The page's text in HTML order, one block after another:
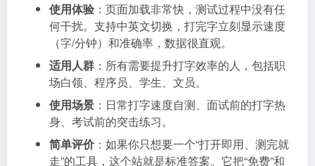
使用体验 ：页面加载非常快，测试过程中没有任
何干扰。支持中英文切换，打完字立刻显示速度
（字/分钟）和准确率，数据很直观。
适用人群 ：所有需要提升打字效率的人，包括职
场白领、程序员、学生、文员。
使用场景 ：日常打字速度自测、面试前的打字热
身、考试前的突击练习。
简单评价：如果你只想要一个“打开即用、测完就
走”的工具，这个站就是标准答案。它把“免费”和